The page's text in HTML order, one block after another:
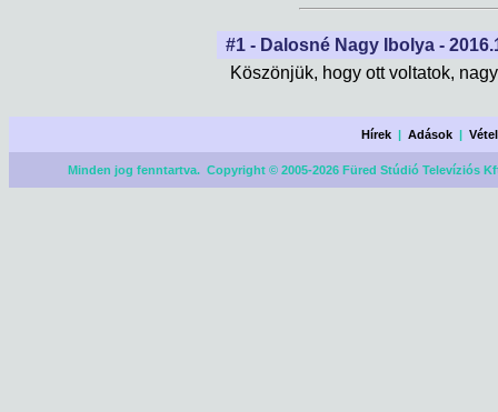
#1 - Dalosné Nagy Ibolya -
Köszönjük, hogy ott voltatok,
Hírek |Adások |
Minden jog fenntartva. Copyright © 2005-2026 Füred Stúdió Televíziós